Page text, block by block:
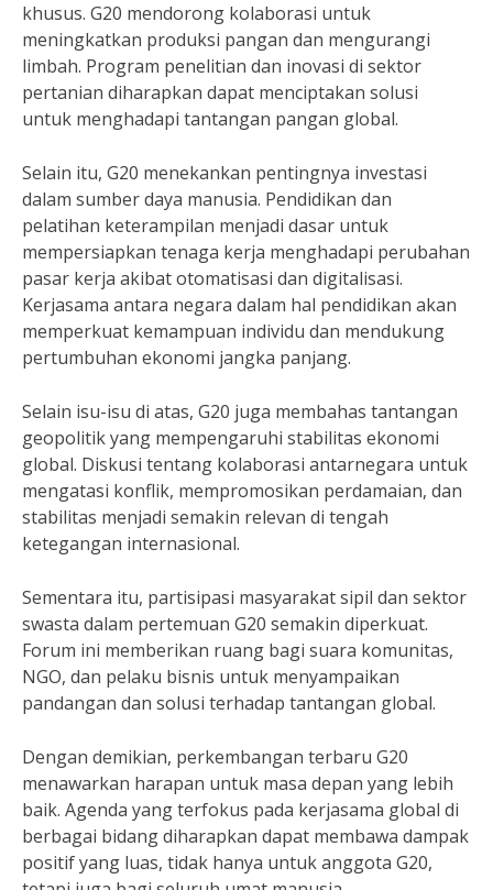
khusus. G20 mendorong kolaborasi untuk
meningkatkan produksi pangan dan mengurangi
limbah. Program penelitian dan inovasi di sektor
pertanian diharapkan dapat menciptakan solusi
untuk menghadapi tantangan pangan global.
Selain itu, G20 menekankan pentingnya investasi
dalam sumber daya manusia. Pendidikan dan
pelatihan keterampilan menjadi dasar untuk
mempersiapkan tenaga kerja menghadapi perubahan
pasar kerja akibat otomatisasi dan digitalisasi.
Kerjasama antara negara dalam hal pendidikan akan
memperkuat kemampuan individu dan mendukung
pertumbuhan ekonomi jangka panjang.
Selain isu-isu di atas, G20 juga membahas tantangan
geopolitik yang mempengaruhi stabilitas ekonomi
global. Diskusi tentang kolaborasi antarnegara untuk
mengatasi konflik, mempromosikan perdamaian, dan
stabilitas menjadi semakin relevan di tengah
ketegangan internasional.
Sementara itu, partisipasi masyarakat sipil dan sektor
swasta dalam pertemuan G20 semakin diperkuat.
Forum ini memberikan ruang bagi suara komunitas,
NGO, dan pelaku bisnis untuk menyampaikan
pandangan dan solusi terhadap tantangan global.
Dengan demikian, perkembangan terbaru G20
menawarkan harapan untuk masa depan yang lebih
baik. Agenda yang terfokus pada kerjasama global di
berbagai bidang diharapkan dapat membawa dampak
positif yang luas, tidak hanya untuk anggota G20,